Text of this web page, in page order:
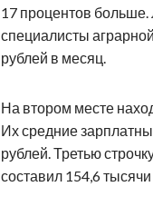
17 процентов
специалисты
рублей в месяц.
На втором месте
Их средние
рублей. Третью
составил 154,6